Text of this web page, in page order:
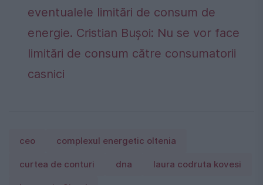
eventualele limitări de consum de
energie. Cristian Bușoi: Nu se vor face
limitări de consum către consumatorii
casnici
ceo complexul energetic oltenia
curtea de conturi dna laura codruta kovesi